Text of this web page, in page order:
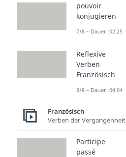
pouvoir
konjugieren
7/8 – Dauer: 02:25
Reflexive
Verben
Französisch
8/8 – Dauer: 04:04
Französisch
Verben der Vergangenheit
Participe
passé